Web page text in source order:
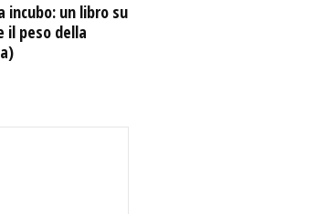
incubo: un libro su
il peso della